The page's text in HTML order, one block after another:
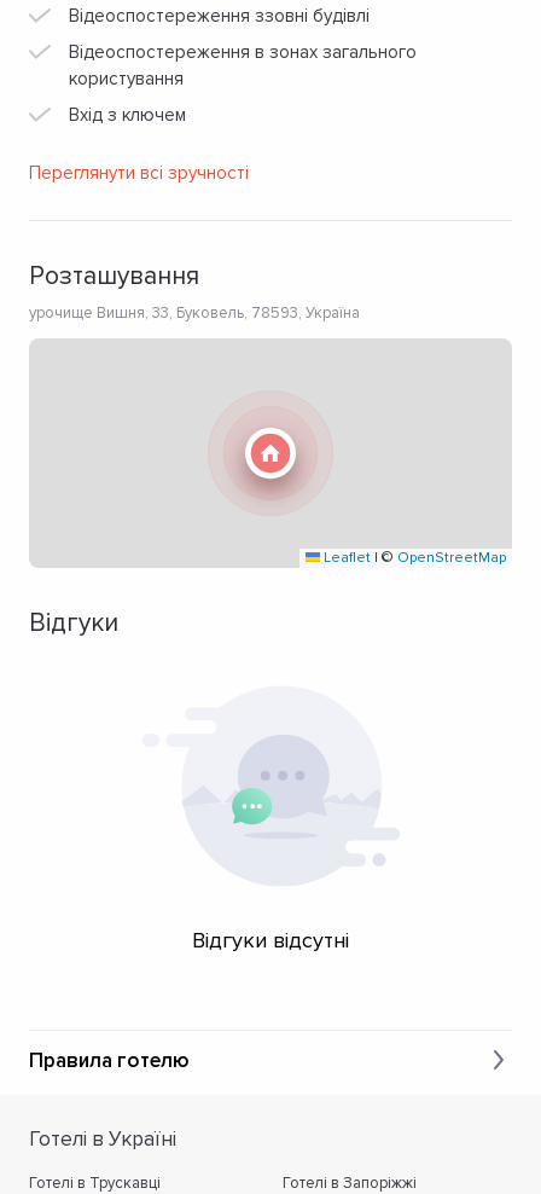
Відеоспостереження ззовні будівлі
Відеоспостереження в зонах загального
користування
Вхід з ключем
Переглянути всі зручності
Розташування
урочище Вишня, 33, Буковель, 78593, Україна
Leaflet | © OpenStreetMap
Відгуки
Відгуки відсутні
Правила готелю
Готелі в Україні
Готелі в Трускавці
Готелі в Запоріжжі